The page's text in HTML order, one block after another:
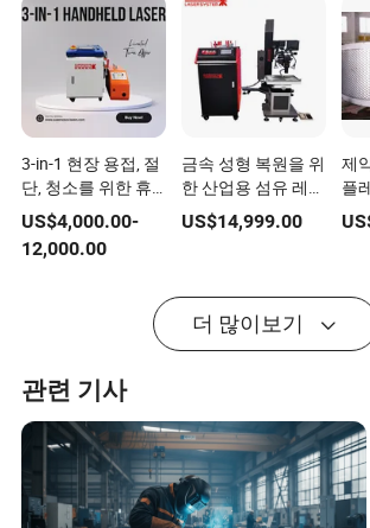
3-in-1 현장 용접, 절
단, 청소를 위한 휴
대용 레이저 용접 및
청소 장비 가격
US$4,000.00-
12,000.00
금속 성형 복원을 위
한 산업용 섬유 레이
저 용접 장비
US$14,999.00
제
플
접
더 많이보기
관련 기사